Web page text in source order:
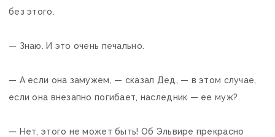
без этого.
— Знаю. И это очень печально.
— А если она замужем, — сказал Дед, — в этом случае,
если она внезапно погибает, наследник — ее муж?
— Нет, этого не может быть! Об Эльвире прекрасно